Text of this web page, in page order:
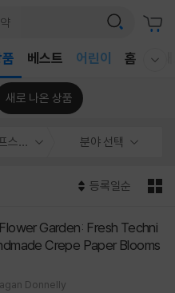
베스트
어린이
어린이
홈 국
새로 나온 상품
취미 라이프스타일 분야 선택
등록일순
Crepe Paper Blooms
Donnelly